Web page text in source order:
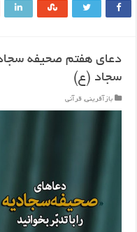
دعای هفتم صحیفه
سجاد (ع)
بازآفرینی, قرآنی